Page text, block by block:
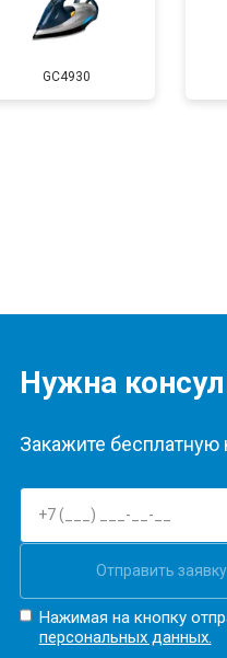
GC4930
Нужна
Закажите бесплатную
Отправить заявку
Нажимая на кнопку
персональных данных.